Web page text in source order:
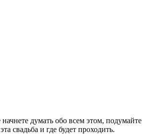
думать обо всем этом, подумайте
свадьба и где будет проходить.